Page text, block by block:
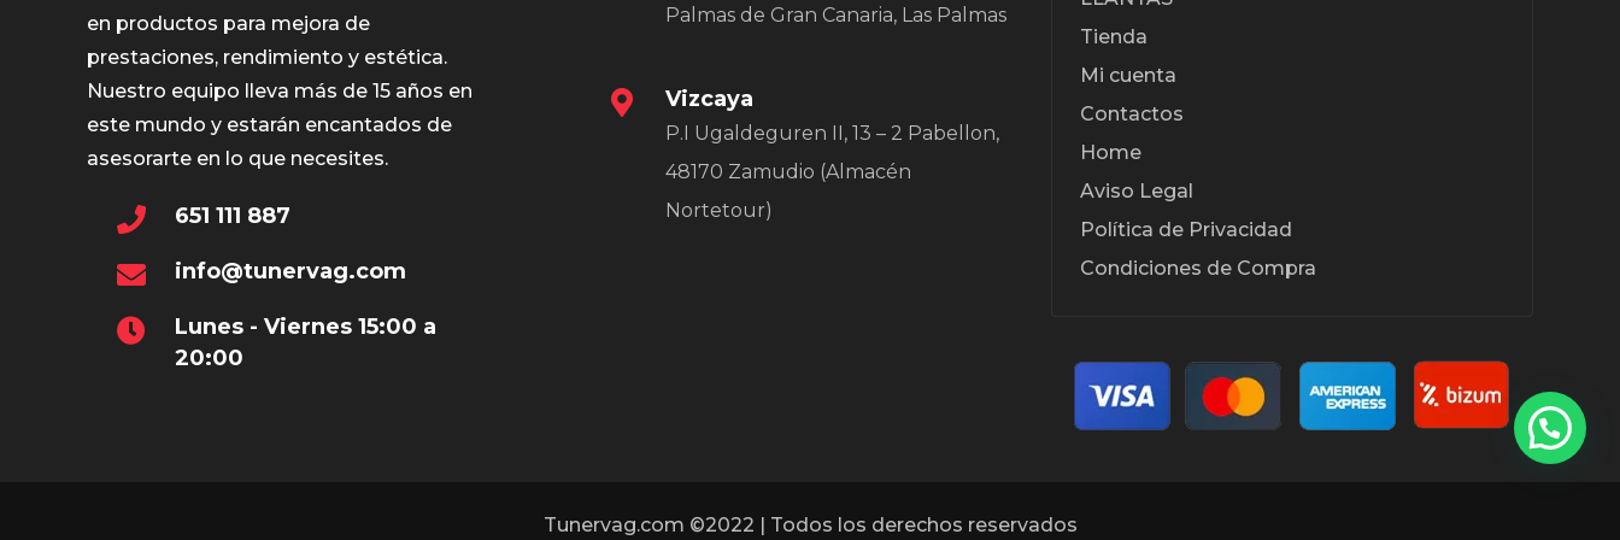
página
en productos para mejora de
prestaciones, rendimiento y estética.
Nuestro equipo lleva más de 15 años en
este mundo y estarán encantados de
asesorarte en lo que necesites.
651 111 887
info@tunervag.com
Lunes - Viernes 15:00 a
20:00
Palmas de Gran Canaria, Las Palmas
Vizcaya
P.I Ugaldeguren II, 13 – 2 Pabellon,
48170 Zamudio (Almacén
Nortetour)
Tienda
Mi cuenta
Contactos
Home
Aviso Legal
Política de Privacidad
Condiciones de Compra
Tunervag.com ©2022 | Todos los derechos reservados